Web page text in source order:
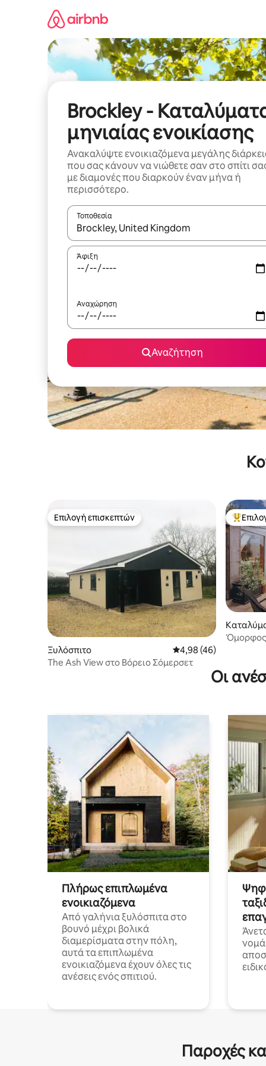
περιεχόμενο
Brockley -
μηνιαίας ενοικίασης
Ανακαλύψτε ενοικιαζόμενα μεγάλης
που σας κάνουν να νιώθετε σαν στο σπίτι
με διαμονές που διαρκούν έναν μήνα ή
περισσότερο.
Τοποθεσία
Όταν τα αποτελέσματα είναι διαθέσιμα,
Άφιξη
Αναχώρηση
Αναζήτηση
Επιλογή επισκεπτών
Επιλογή επισκεπτών
Ξυλόσπιτο Μέση βαθμολογία:
4,98 (46)
The Ash View στο Βόρειο Σόμερσετ
Όμορφος
Οι
Πλήρως επιπλωμένα
ενοικιαζόμενα
Από γαλήνια ξυλόσπιτα στο
βουνό μέχρι βολικά
διαμερίσματα στην πόλη,
αυτά τα επιπλωμένα
ενοικιαζόμενα έχουν όλες τις
ανέσεις ενός σπιτιού.
Παροχές